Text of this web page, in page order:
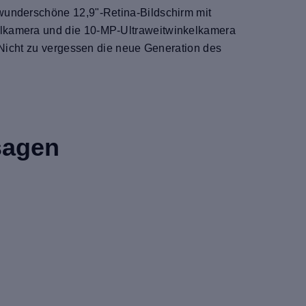
12,9"-Retina-Bildschirm mit
und die 10-MP-Ultraweitwinkelkamera
zu vergessen die neue Generation des